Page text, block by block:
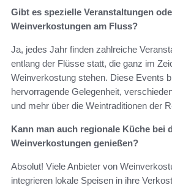
Gibt es spezielle Veranstaltungen
Weinverkostungen am Fluss?
Ja, jedes Jahr finden zahlreiche
entlang der Flüsse statt, die ganz im
Weinverkostung stehen. Diese Events
hervorragende Gelegenheit,
und mehr über die Weintraditionen der
Kann man auch regionale Küche bei
Weinverkostungen genießen?
Absolut! Viele Anbieter von
integrieren lokale Speisen in ihre